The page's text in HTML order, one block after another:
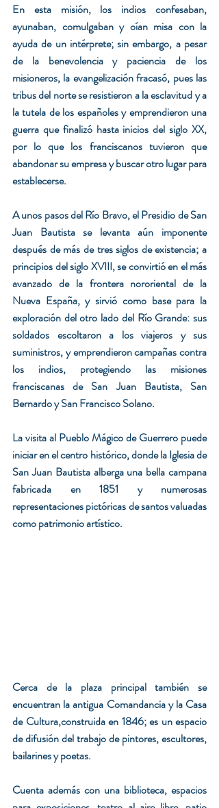
En esta misión, los indios confesaban,
ayunaban, comulgaban y oían misa con la
ayuda de un intérprete; sin embargo, a pesar
de la benevolencia y paciencia de los
misioneros, la evangelización fracasó, pues las
tribus del norte se resistieron a la esclavitud y a
la tutela de los españoles y emprendieron una
guerra que finalizó hasta inicios del siglo XX,
por lo que los franciscanos tuvieron que
abandonar su empresa y buscar otro lugar para
establecerse.
A unos pasos del Río Bravo, el Presidio de San
Juan Bautista se levanta aún imponente
después de más de tres siglos de existencia; a
principios del siglo XVIII, se convirtió en el más
avanzado de la frontera nororiental de la
Nueva España, y sirvió como base para la
exploración del otro lado del Río Grande: sus
soldados escoltaron a los viajeros y sus
suministros, y emprendieron campañas contra
los indios, protegiendo las misiones
franciscanas de San Juan Bautista, San
Bernardo y San Francisco Solano.
La visita al Pueblo Mágico de Guerrero puede
iniciar en el centro histórico, donde la Iglesia de
San Juan Bautista alberga una bella campana
fabricada en 1851 y numerosas
representaciones pictóricas de santos valuadas
como patrimonio artístico.
Cerca de la plaza principal también se
encuentran la antigua Comandancia y la Casa
de Cultura,construida en 1846; es un espacio
de difusión del trabajo de pintores, escultores,
bailarines y poetas.
Cuenta además con una biblioteca, espacios